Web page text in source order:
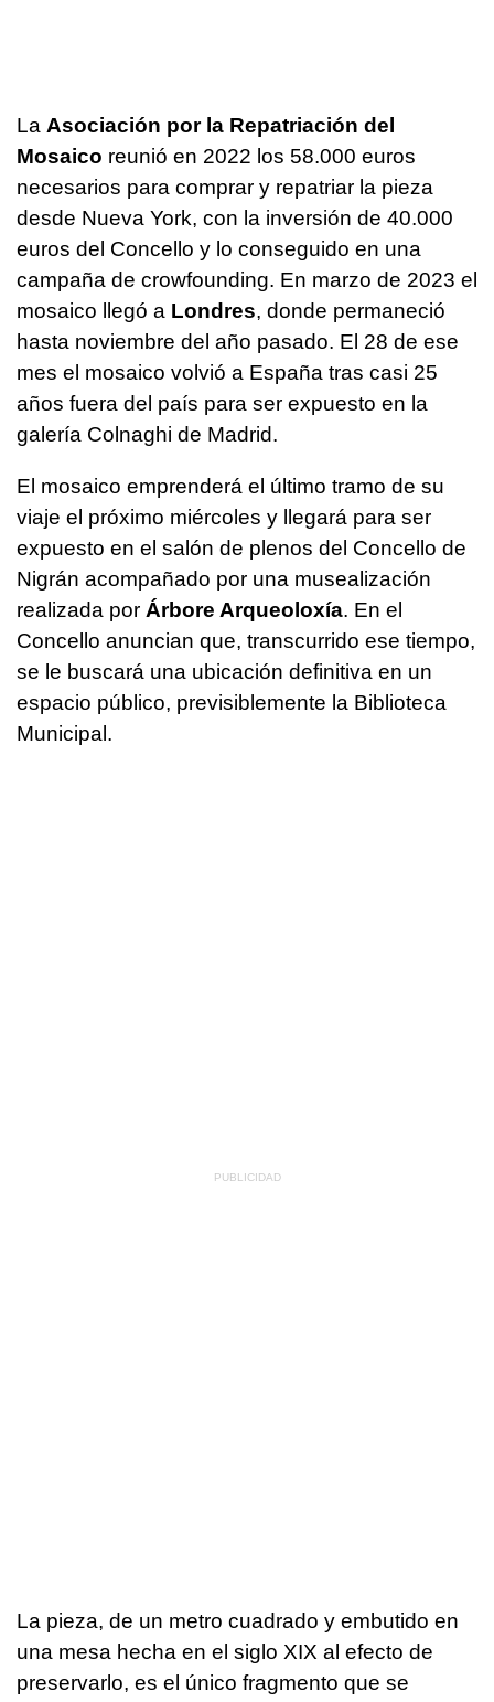
La Asociación por la Repatriación del
Mosaico reunió en 2022 los 58.000 euros
necesarios para comprar y repatriar la pieza
desde Nueva York, con la inversión de 40.000
euros del Concello y lo conseguido en una
campaña de crowfounding. En marzo de 2023 el
mosaico llegó a Londres, donde permaneció
hasta noviembre del año pasado. El 28 de ese
mes el mosaico volvió a España tras casi 25
años fuera del país para ser expuesto en la
galería Colnaghi de Madrid.
El mosaico emprenderá el último tramo de su
viaje el próximo miércoles y llegará para ser
expuesto en el salón de plenos del Concello de
Nigrán acompañado por una musealización
realizada por Árbore Arqueoloxía. En el
Concello anuncian que, transcurrido ese tiempo,
se le buscará una ubicación definitiva en un
espacio público, previsiblemente la Biblioteca
Municipal.
La pieza, de un metro cuadrado y embutido en
una mesa hecha en el siglo XIX al efecto de
preservarlo, es el único fragmento que se